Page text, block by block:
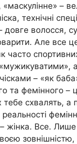
–
технічні
довге волосся,
Але все
часто
а
– «як
та фемінного –
схвалять, а
жінка. Все. Лише
зовнішністю,